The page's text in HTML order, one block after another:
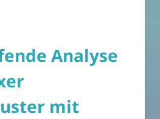
Analyse
mit